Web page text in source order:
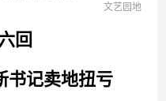
文艺园地
回
书记卖地扭亏